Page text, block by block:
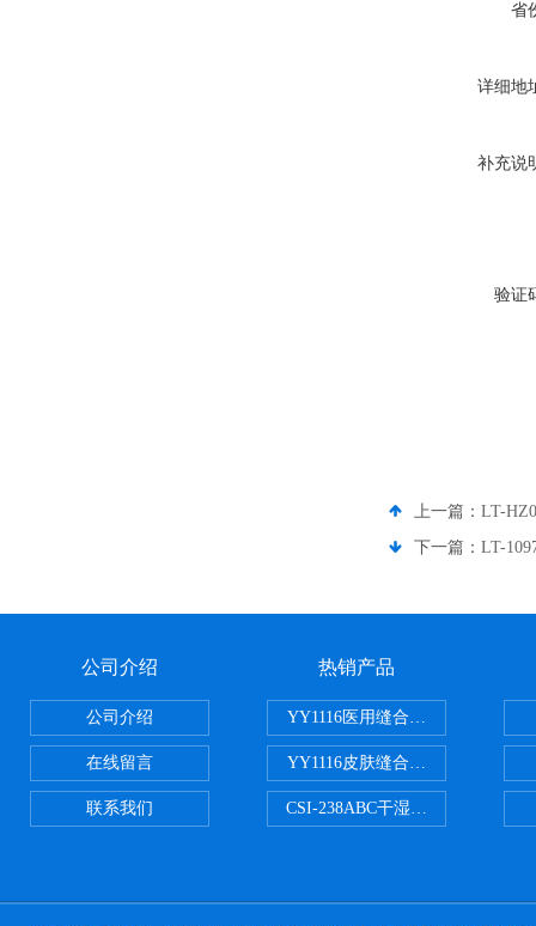
省
详细地
补充说
验证
上一篇： LT-
下一篇： LT-
公司介绍
公司介绍
在线留言
联系我们
热销产品
YY1116医用缝合线线径试验仪
YY1116皮肤缝合线线径测量仪
CSI-238ABC干湿电动摩擦色牢度